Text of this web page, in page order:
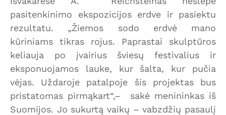
pasitenkinimo ekspozicijos erdve ir pasiektu
rezultatu. „Žiemos sodo erdvė mano
kūriniams tikras rojus. Paprastai skulptūros
keliauja po įvairius šviesų festivalius ir
eksponuojamos lauke, kur šalta, kur pučia
vėjas. Uždaroje patalpoje šis projektas bus
pristatomas pirmąkart“,– sakė menininkas iš
Suomijos. Jo sukurtą vaikų – vabzdžių pasaulį